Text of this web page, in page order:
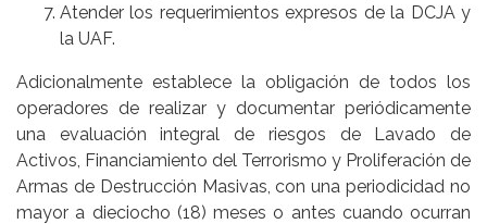
Atender los requerimientos expresos de la DCJA y
la UAF.
Adicionalmente establece la obligación de todos los
operadores de realizar y documentar periódicamente
una evaluación integral de riesgos de Lavado de
Activos, Financiamiento del Terrorismo y Proliferación de
Armas de Destrucción Masivas, con una periodicidad no
mayor a dieciocho (18) meses o antes cuando ocurran